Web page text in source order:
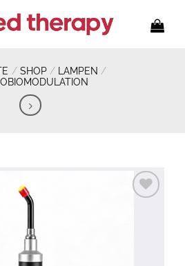
/ SHOP / LAMPEN /